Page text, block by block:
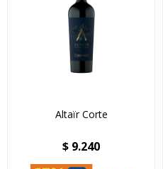
Altaïr Corte
$ 9.240